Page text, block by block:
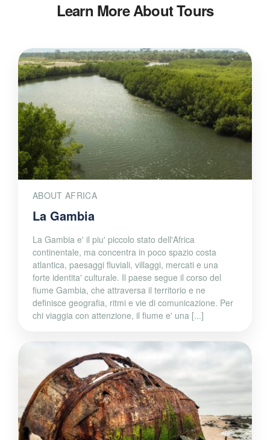
Learn More About Tours
ABOUT AFRICA
La Gambia
La Gambia e' il piu' piccolo stato dell'Africa
continentale, ma concentra in poco spazio costa
atlantica, paesaggi fluviali, villaggi, mercati e una
forte identita' culturale. Il paese segue il corso del
fiume Gambia, che attraversa il territorio e ne
definisce geografia, ritmi e vie di comunicazione. Per
chi viaggia con attenzione, il fiume e' una [...]